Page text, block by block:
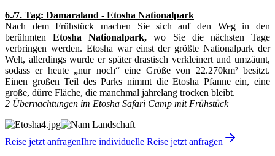
6./7. Tag: Damaraland - Etosha Nationalpark
Nach dem Frühstück machen Sie sich auf den Weg in den
berühmtenEtosha Nationalpark, wo Sie die nächsten Tage
verbringen werden. Etosha war einst der größte Nationalpark der
Welt, allerdings wurde er später drastisch verkleinert und umzäunt,
sodass er heute „nur noch“ eine Größe von 22.270km² besitzt.
Einen großen Teil des Parks nimmt die Etosha Pfanne ein, eine
große, dürre Fläche, die manchmal jahrelang trocken bleibt.
2 Übernachtungen im Etosha Safari Camp mit Frühstück
Reise jetzt anfragenIhre individuelle Reise jetzt anfragen